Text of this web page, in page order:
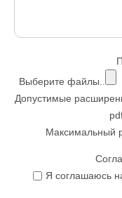
Выберите файлы..
Допустимые
Максимальный
Я соглашаюсь